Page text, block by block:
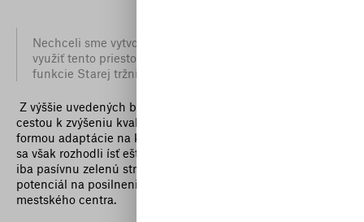
Nechceli sme vytvoriť iba pasívnu zelenú strechu, ale
využiť tento priestor a jeho potenciál na posilnenie
funkcie Starej tržnice ako mestského centra.
Z výššie uvedených bodov je zrejmé, že zelené strechy sú
cestou k zvýšeniu kvality života v meste, ale aj vhodnou
formou adaptácie na klimatické zmeny. V Starej tržnici sme
sa však rozhodli ísť ešte o krok ďalej. Nechceli sme vytvoriť
iba pasívnu zelenú strechu, ale využiť tento priestor a jeho
potenciál na posilnenie funkcie Starej tržnice ako
mestského centra.